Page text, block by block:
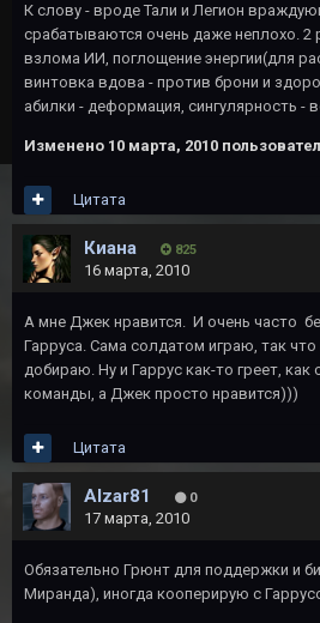
К слову - вроде Тали и Легион
срабатываются очень даже неплохо. 2
взлома ИИ, поглощение энергии(для
винтовка вдова - против брони и
абилки - деформация, сингулярность -
Изменено 10 марта, 2010
Цитата
Киана 825
16 марта, 2010
А мне Джек нравится. И очень часто
Гарруса. Сама солдатом играю, так
добираю. Ну и Гаррус как-то греет,
команды, а Джек просто нравится)))
Цитата
Alzar81 0
17 марта, 2010
Обязательно Грюнт для поддержки и
Миранда), иногда кооперирую с